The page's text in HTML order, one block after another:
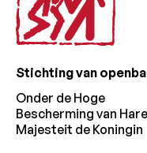
Stichting van
Onder de Hoge
Bescherming van Hare
Majesteit de Koningin